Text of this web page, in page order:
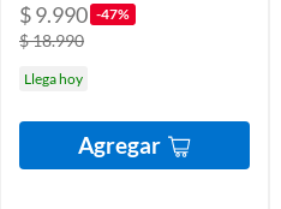
$ 9.990 -47%
$ 18.990
Llega hoy
Agregar